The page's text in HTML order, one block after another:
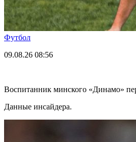
Футбол
09.08.26 08:56
Воспитанник минского «Динамо»
Данные инсайдера.